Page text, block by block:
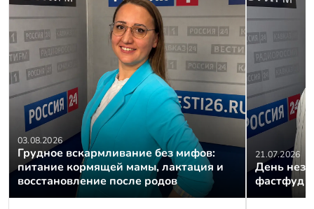
Грудное вскармливание без мифов:
питание кормящей мамы, лактация и
восстановление после родов
03.08.2026
День
фастфуд
21.07.2026